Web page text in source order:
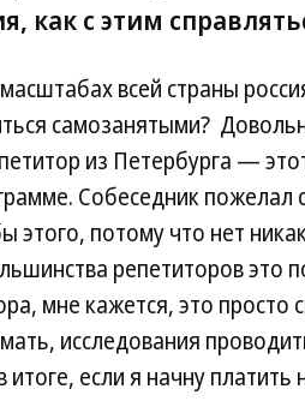
как с этим
всей страны
самозанятыми?
из Петербурга —
Собеседник пожелал
этого, потому что нет
репетиторов это
мне кажется, это просто
исследования
если я начну платить